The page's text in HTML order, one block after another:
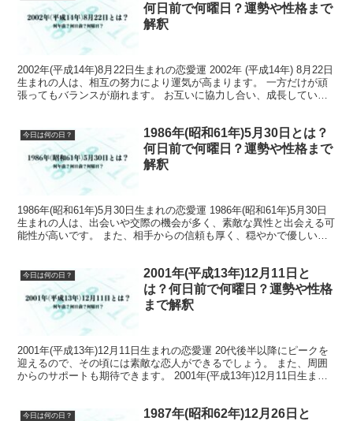
何日前で何曜日？運勢や性格まで
解釈
2002年(平成14年)8月22日生まれの恋愛運 2002年 (平成14年) 8月22日
生まれの人は、相互の努力により運気が高まります。 一方だけが頑
張ってもバランスが崩れます。 お互いに協力し合い、成長していく
今日は何の日？
1986年(昭和61年)5月30日とは？
何日前で何曜日？運勢や性格まで
解釈
1986年(昭和61年)5月30日生まれの恋愛運 1986年(昭和61年)5月30日
生まれの人は、出会いや交際の機会が多く、素敵な異性と出会える可
能性が高いです。 また、相手からの信頼も厚く、穏やかで優しい性
今日は何の日？
2001年(平成13年)12月11日と
は？何日前で何曜日？運勢や性格
まで解釈
2001年(平成13年)12月11日生まれの恋愛運 20代後半以降にピークを
迎えるので、その頃には素敵な恋人ができるでしょう。 また、周囲
からのサポートも期待できます。 2001年(平成13年)12月11日生まれ
今日は何の日？
1987年(昭和62年)12月26日と